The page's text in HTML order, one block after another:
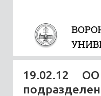
19.02.12